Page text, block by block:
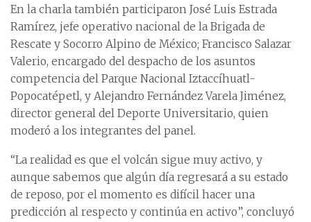
En la charla también participaron José Luis Estrada
Ramírez, jefe operativo nacional de la Brigada de
Rescate y Socorro Alpino de México; Francisco Salazar
Valerio, encargado del despacho de los asuntos
competencia del Parque Nacional Iztaccíhuatl-
Popocatépetl, y Alejandro Fernández Varela Jiménez,
director general del Deporte Universitario, quien
moderó a los integrantes del panel.
“La realidad es que el volcán sigue muy activo, y
aunque sabemos que algún día regresará a su estado
de reposo, por el momento es difícil hacer una
predicción al respecto y continúa en activo”, concluyó